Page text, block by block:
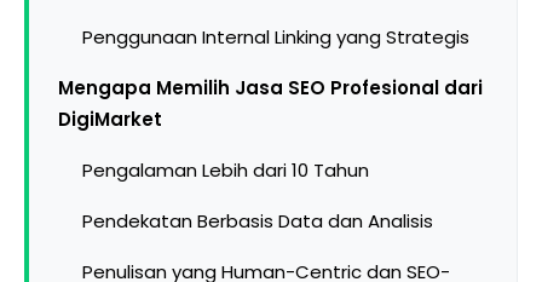
Penggunaan Internal Linking yang Strategis
Mengapa Memilih Jasa SEO Profesional dari
DigiMarket
Pengalaman Lebih dari 10 Tahun
Pendekatan Berbasis Data dan Analisis
Penulisan yang Human-Centric dan SEO-